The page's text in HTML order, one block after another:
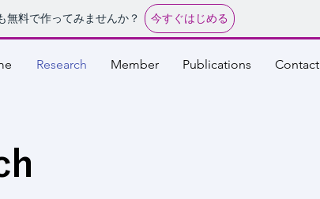
無料で作ってみませんか？ 今すぐはじめる
Research Member Publications Contact